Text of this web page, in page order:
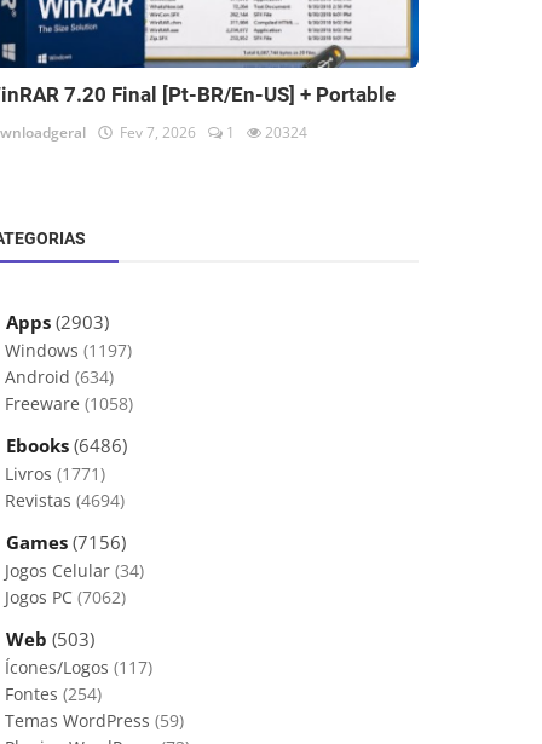
7.20 Final [Pt-BR/En-US] + Portable
Fev 7, 2026 1 20324
Apps(2903)
Windows (1197)
Android (634)
Freeware (1058)
Ebooks (6486)
Livros (1771)
Revistas (4694)
Games (7156)
Jogos Celular (34)
Jogos PC (7062)
Web (503)
Ícones/Logos (117)
Fontes (254)
Temas WordPress (59)